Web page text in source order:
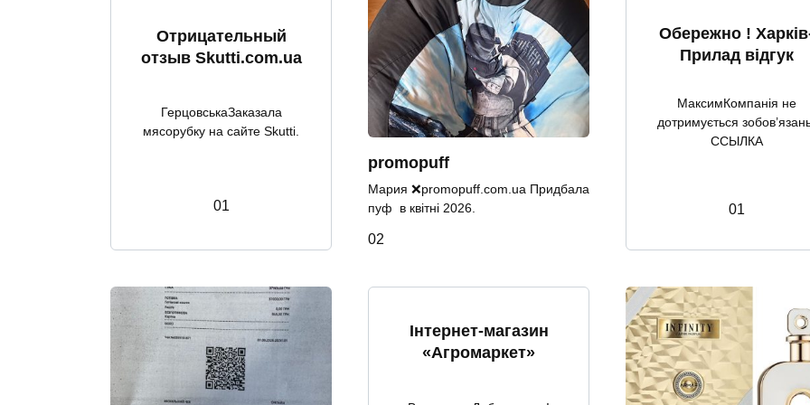
Отрицательный
отзыв Skutti.com.ua
ГерцовськаЗаказала
мясорубку на сайте Skutti.
01
promopuff
Мария ❌promopuff.com.uа Придбала
пуф в квітні 2026.
02
Обережно !
Прилад відгук
МаксимКомпанія не
дотримується
ССЫЛКА
01
Інтернет-магазин
«Агромаркет»